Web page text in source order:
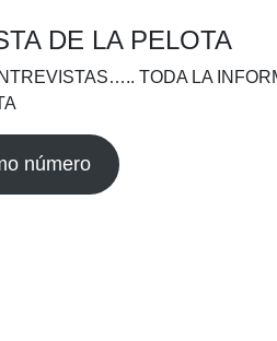
DE LA PELOTA
TODA LA
número